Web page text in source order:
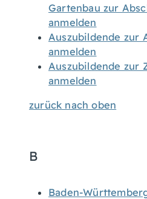
Gartenbau zur
anmelden
Auszubildende zur
anmelden
Auszubildende zur
anmelden
zurück nach oben
B
Baden-